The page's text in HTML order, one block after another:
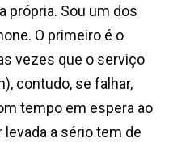
própria. Sou um dos
O primeiro é o
vezes que o serviço
contudo, se falhar,
tempo em espera ao
a sério tem de